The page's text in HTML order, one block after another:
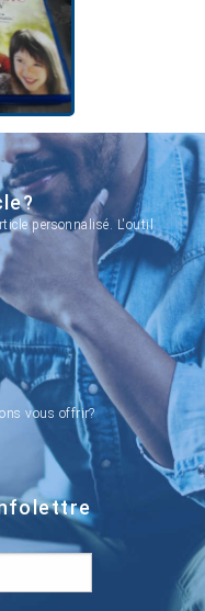
personnalisé. L'outil
vous offrir?